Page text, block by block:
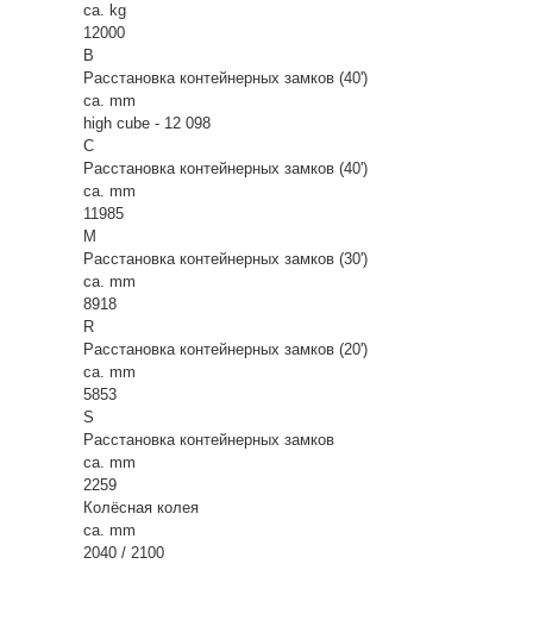
ca. kg
12000
B
Расстановка контейнерных замков (40')
ca. mm
high cube - 12 098
C
Расстановка контейнерных замков (40')
ca. mm
11985
M
Расстановка контейнерных замков (30')
ca. mm
8918
R
Расстановка контейнерных замков (20')
ca. mm
5853
S
Расстановка контейнерных замков
ca. mm
2259
Колёсная колея
ca. mm
2040 / 2100